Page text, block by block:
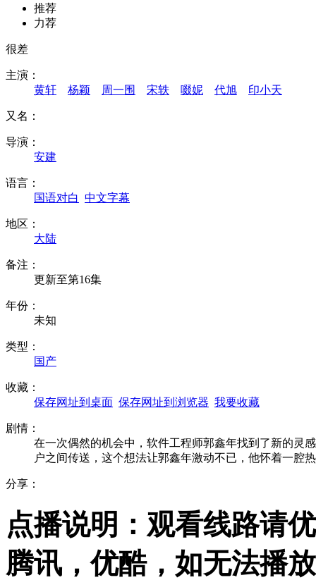
推荐
力荐
很差
主演：
黄轩
杨颖 周一围 宋轶 啜妮 代旭 印小天
又名：
导演：
安建
语言：
国语对白 中文字幕
地区：
大陆
备注：
更新至第16集
年份：
未知
类型：
国产
收藏：
保存网址到桌面 保存网址到浏览器 我要收藏
剧情：
在一次偶然的机会中，软件工程师郭鑫年找到了新的灵
户之间传送，这个想法让郭鑫年激动不已，他怀着一
分享：
点播说明 ：观看线路请
腾讯，优酷， 如无法播